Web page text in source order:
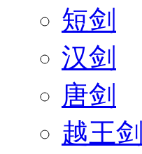
短剑
汉剑
唐剑
越王剑